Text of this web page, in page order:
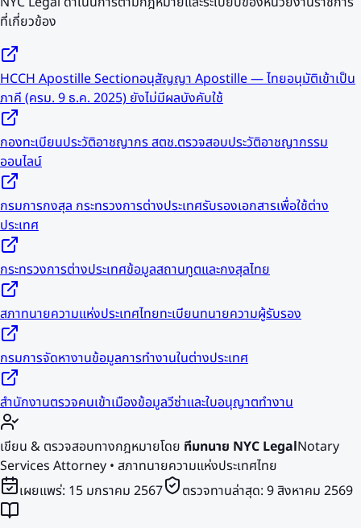
ที่เกี่ยวข้อง
HCCH Apostille Sectionอนุสัญญา Apostille — ไทยอนุมัติเข้าเป็น
ภาคี (ครม. 9 ธ.ค. 2025) ยังไม่มีผลบังคับใช้
กองทะเบียนประวัติอาชญากร สตช.ตรวจสอบประวัติอาชญากรรม
ออนไลน์
กรมการกงสุล กระทรวงการต่างประเทศรับรองเอกสารเพื่อใช้ต่าง
ประเทศ
กระทรวงการต่างประเทศข้อมูลสถานทูตและกงสุลไทย
สภาทนายความแห่งประเทศไทยทะเบียนทนายความผู้รับรอง
กรมการจัดหางานข้อมูลการทำงานในต่างประเทศ
สำนักงานตรวจคนเข้าเมืองข้อมูลวีซ่าและใบอนุญาตทำงาน
เขียน & ตรวจสอบทางกฎหมายโดย ทีมทนาย NYC LegalNotary
Services Attorney • สภาทนายความแห่งประเทศไทย
เผยแพร่: 15 มกราคม 2567 ตรวจทานล่าสุด: 9 สิงหาคม 2569